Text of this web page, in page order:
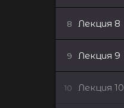
8 Лекция 8
9 Лекция 9
10 Лекция 10